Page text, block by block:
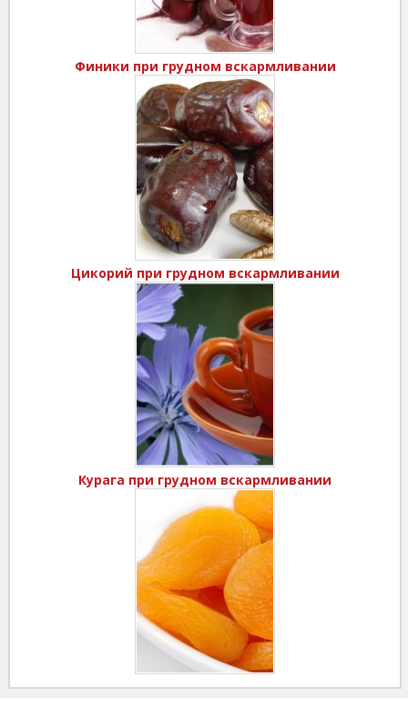
Финики при грудном вскармливании
Цикорий при грудном вскармливании
Курага при грудном вскармливании